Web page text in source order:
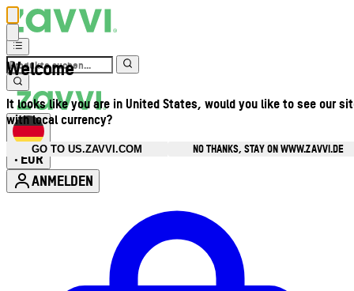
Welcome
It looks like you are in United States, would you like to see our
with local currency?
GO TO US.ZAVVI.COM
NO THANKS, STAY ON WWW.ZAVVI.DE
• EUR
ANMELDEN